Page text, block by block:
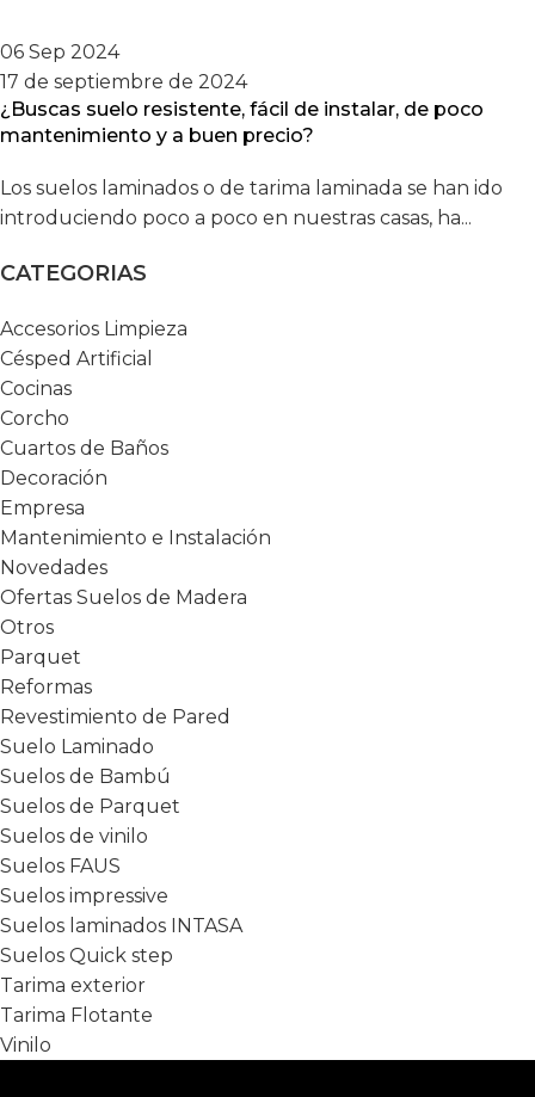
06 Sep 2024
17 de septiembre de 2024
¿Buscas suelo resistente, fácil de instalar, de poco
mantenimiento y a buen precio?
Los suelos laminados o de tarima laminada se han ido
introduciendo poco a poco en nuestras casas, ha...
CATEGORIAS
Accesorios Limpieza
Césped Artificial
Cocinas
Corcho
Cuartos de Baños
Decoración
Empresa
Mantenimiento e Instalación
Novedades
Ofertas Suelos de Madera
Otros
Parquet
Reformas
Revestimiento de Pared
Suelo Laminado
Suelos de Bambú
Suelos de Parquet
Suelos de vinilo
Suelos FAUS
Suelos impressive
Suelos laminados INTASA
Suelos Quick step
Tarima exterior
Tarima Flotante
Vinilo